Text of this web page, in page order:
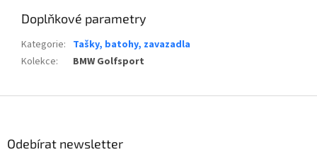
Doplňkové parametry
Kategorie: Tašky, batohy, zavazadla
Kolekce: BMW Golfsport
Odebírat newsletter